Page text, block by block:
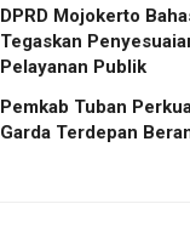
DPRD Mojokerto
Tegaskan
Pelayanan Publik
Pemkab Tuban
Garda Terdepan